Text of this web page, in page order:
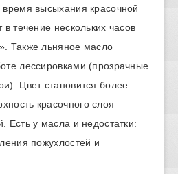
время высыхания красочной
в течение нескольких часов
Также льняное масло
лессировками (прозрачные
Цвет становится более
красочного слоя —
Есть у масла и недостатки:
пожухлостей и